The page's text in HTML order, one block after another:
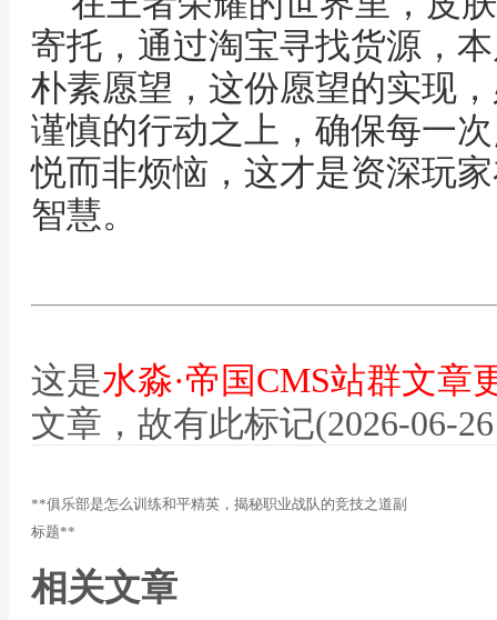
寄托，通过淘宝寻找货源，
朴素愿望，这份愿望的实现
谨慎的行动之上，确保每一
悦而非烦恼，这才是资深玩
智慧。
这是水淼·帝国CMS站群文章
文章，故有此标记(2026-06-
**俱乐部是怎么训练和平精英，揭秘职业战队的竞技之道副
标题**
相关文章